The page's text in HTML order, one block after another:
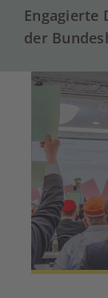
Engagierte
der